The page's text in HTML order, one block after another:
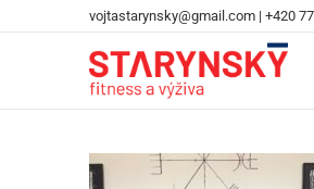
vojtastarynsky@gmail.com | +420